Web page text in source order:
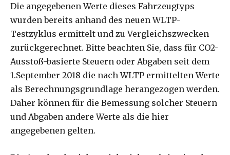
Die angegebenen Werte dieses Fahrzeugtyps
wurden bereits anhand des neuen WLTP-
Testzyklus ermittelt und zu Vergleichszwecken
zurückgerechnet. Bitte beachten Sie, dass für CO2-
Ausstoß-basierte Steuern oder Abgaben seit dem
1.September 2018 die nach WLTP ermittelten Werte
als Berechnungsgrundlage herangezogen werden.
Daher können für die Bemessung solcher Steuern
und Abgaben andere Werte als die hier
angegebenen gelten.